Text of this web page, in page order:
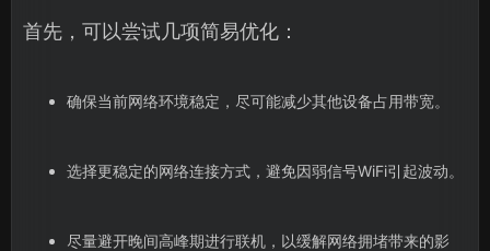
首先，可以尝试几项简易优化：
确保当前网络环境稳定，尽可能减少其他设备占用带宽。
选择更稳定的网络连接方式，避免因弱信号WiFi引起波动。
尽量避开晚间高峰期进行联机，以缓解网络拥堵带来的影